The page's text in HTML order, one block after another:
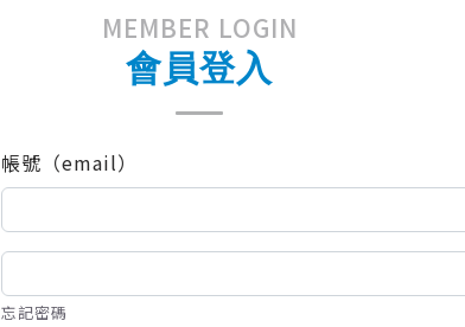
MEMBER LOGIN
會員登入
帳號（email）
忘記密碼